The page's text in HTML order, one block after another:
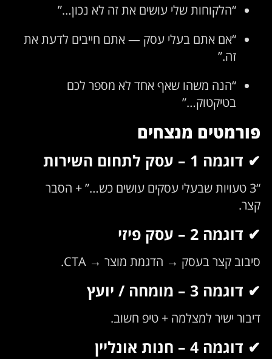
“הלקוחות שלי עושים את זה לא נכון…”
“אם אתם בעלי עסק — אתם חייבים לדעת את
זה.”
“הנה משהו שאף אחד לא מספר לכם
בטיקטוק…”
פורמטים מנצחים
✔ דוגמה 1 – עסק לתחום השירות
“3 טעויות שבעלי עסקים עושים כש…” + הסבר
קצר.
✔ דוגמה 2 – עסק פיזי
סיבוב קצר בעסק → הדגמת מוצר → CTA.
✔ דוגמה 3 – מומחה / יועץ
דיבור ישיר למצלמה + טיפ חשוב.
✔ דוגמה 4 – חנות אונליין